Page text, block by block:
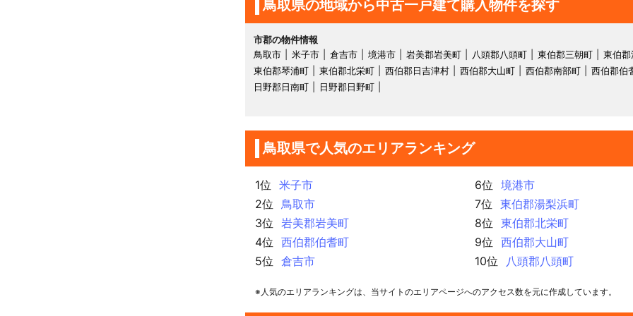
鳥取県の地域から中古一戸建て購入物件を探す
市郡の物件情報
鳥取市
米子市 倉吉市 境港市 岩美郡岩美町 八頭郡八頭町 東伯郡三朝町
東伯
東伯郡琴浦町
東伯郡北栄町 西伯郡日吉津村 西伯郡大山町 西伯郡南部町
西伯郡伯
日野郡日南町
日野郡日野町
鳥取県で人気のエリアランキング
1位
米子市
2位
鳥取市
3位
岩美郡岩美町
4位
西伯郡伯耆町
5位
倉吉市
6位
境港市
7位
東伯郡湯梨浜町
8位
東伯郡北栄町
9位
西伯郡大山町
10位
八頭郡八頭町
※人気のエリアランキングは、当サイトのエリアページへのアクセス数を元に作成しています。